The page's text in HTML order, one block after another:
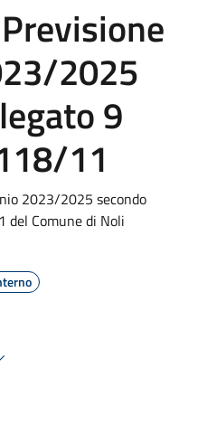
2025
9
11
2023/2025 secondo
del Comune di Noli